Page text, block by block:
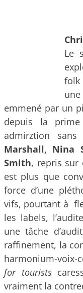
Le
emmené par un
depuis la prime
admirztion
Marshall, Nina
Smith, repris sur
est plus que
force d’une
vifs, pourtant à
les labels,
une tâche
raffinement, la
harmonium-voix-
for tourists
vraiment la